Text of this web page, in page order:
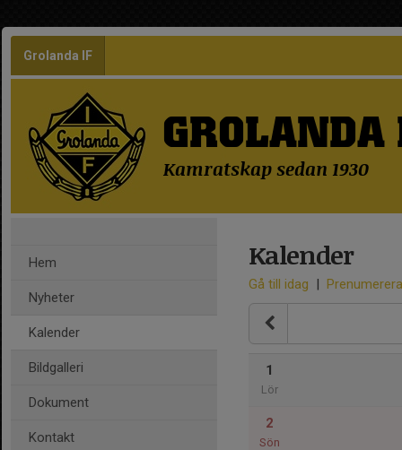
Grolanda IF
GROLANDA
Kamratskap sedan 1930
Hem
Nyheter
Kalender
Bildgalleri
Dokument
Kontakt
Kalender
Gå till idag | Prenumerera
1
Lör
2
Sön